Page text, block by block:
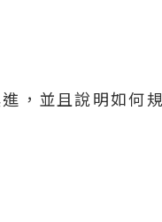
，並且說明如何